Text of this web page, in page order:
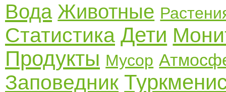
Вода Животные
Статистика Дети
Продукты Мусор
Заповедник